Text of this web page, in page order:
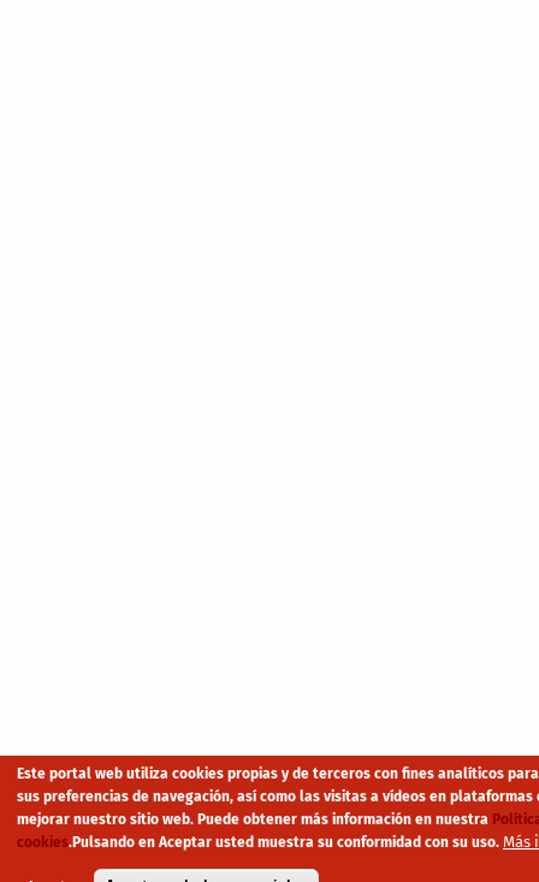
Este portal web utiliza cookies propias y de terceros con fines analíticos
sus preferencias de navegación, así como las visitas a vídeos en plataformas
mejorar nuestro sitio web. Puede obtener más información en nuestra
cookies.Pulsando en Aceptar usted muestra su conformidad con su uso. Más